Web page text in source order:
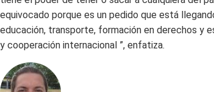
equivocado porque es un pedido que está
educación, transporte, formación en derechos y
y cooperación internacional ”, enfatiza.